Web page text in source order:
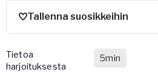
Tallenna suosikkeihin
Tietoa
harjoituksesta
5min